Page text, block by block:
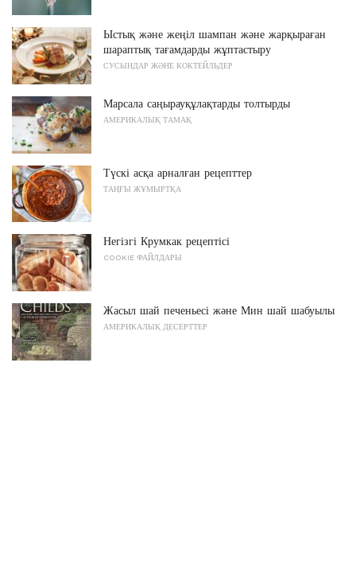
Ыстық және жеңіл шампан және жарқыраған
шараптық тағамдарды жұптастыру
СУСЫНДАР ЖӘНЕ КОКТЕЙЛЬДЕР
Марсала саңырауқұлақтарды толтырды
АМЕРИКАЛЫҚ ТАМАҚ
Түскі асқа арналған рецепттер
ТАҢҒЫ ЖҰМЫРТҚА
Негізгі Крумкак рецептісі
COOKIE ФАЙЛДАРЫ
Жасыл шай печеньесі және Мин шай шабуылы
АМЕРИКАЛЫҚ ДЕСЕРТТЕР